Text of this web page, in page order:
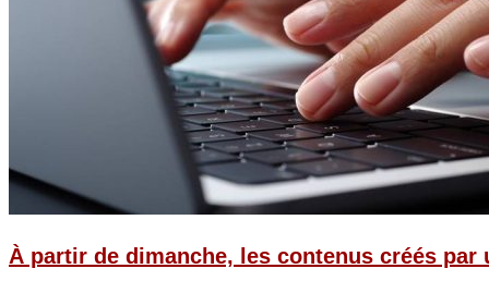
À partir de dimanche, les contenus créés par